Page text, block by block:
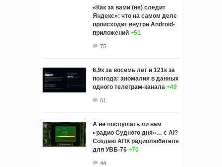
«Как за вами (не) следит
Яндекс»: что на самом деле
происходит внутри Android-
приложений +51
75
6,9к за восемь лет и 121к за
полгода: аномалия в данных
одного телеграм-канала +49
61
А не послушать ли нам
«радио Судного дня»… с AI?
Создаю АПК радиолюбителя
для УВБ-76 +70
44